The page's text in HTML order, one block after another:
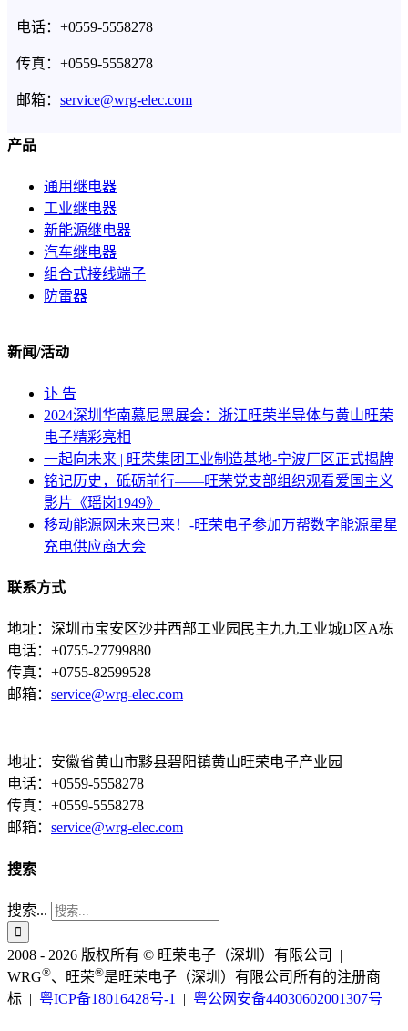
电话：+0559-5558278
传真：+0559-5558278
邮箱： service@wrg-elec.com
产品
通用继电器
工业继电器
新能源继电器
汽车继电器
组合式接线端子
防雷器
新闻/活动
讣 告
2024深圳华南慕尼黑展会：浙江旺荣半导体与黄山旺荣
电子精彩亮相
一起向未来 | 旺荣集团工业制造基地-宁波厂区正式揭牌
铭记历史，砥砺前行——旺荣党支部组织观看爱国主义
影片《瑶岗1949》
移动能源网未来已来！-旺荣电子参加万帮数字能源星星
充电供应商大会
联系方式
地址：深圳市宝安区沙井西部工业园民主九九工业城D区A栋
电话：+0755-27799880
传真：+0755-82599528
邮箱： service@wrg-elec.com
地址：安徽省黄山市黟县碧阳镇黄山旺荣电子产业园
电话：+0559-5558278
传真：+0559-5558278
邮箱： service@wrg-elec.com
搜索
搜索...
2008 - 2026 版权所有 © 旺荣电子（深圳）有限公司 |
WRG®、旺荣®是旺荣电子（深圳）有限公司所有的注册商
标 | 粤ICP备18016428号-1 | 粤公网安备44030602001307号